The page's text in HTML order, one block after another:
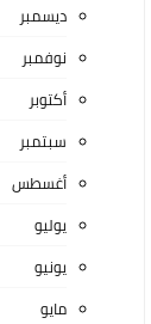
ديسمبر
نوفمبر
أكتوبر
سبتمبر
أغسطس
يوليو
يونيو
مايو